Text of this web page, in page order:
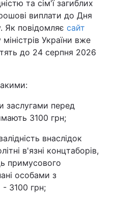
та сім'ї загиблих
виплати до Дня
Як повідомляє сайт
України вже
до 24 серпня 2026
заслугами перед
3100 грн;
внаслідок
в'язні концтаборів,
примусового
особами з
- 3100 грн;